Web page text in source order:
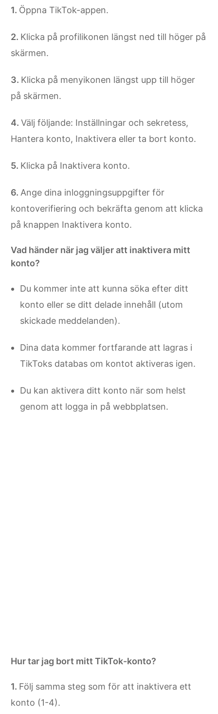
Öppna TikTok-appen.
Klicka på profilikonen längst ned till höger på
skärmen.
Klicka på menyikonen längst upp till höger
på skärmen.
Välj följande: Inställningar och sekretess,
Hantera konto, Inaktivera eller ta bort konto.
Klicka på Inaktivera konto.
Ange dina inloggningsuppgifter för
kontoverifiering och bekräfta genom att klicka
på knappen Inaktivera konto.
Vad händer när jag väljer att inaktivera mitt
konto?
Du kommer inte att kunna söka efter ditt
konto eller se ditt delade innehåll (utom
skickade meddelanden).
Dina data kommer fortfarande att lagras i
TikToks databas om kontot aktiveras igen.
Du kan aktivera ditt konto när som helst
genom att logga in på webbplatsen.
Hur tar jag bort mitt TikTok-konto?
Följ samma steg som för att inaktivera ett
konto (1-4).